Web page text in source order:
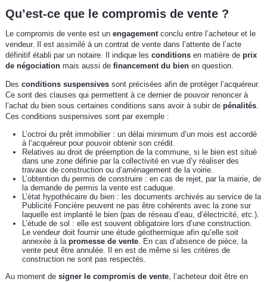
Qu’est-ce que le compromis de vente ?
Le compromis de vente est un engagementconclu entre l’acheteur et le
vendeur. Il est assimilé à un contrat de vente dans l’attente de l’acte
définitif établi par un notaire. Il indique les conditionsen matière de prix
de négociationmais aussi de financement du bienen question.
Des conditions suspensivessont précisées afin de protéger l’acquéreur.
Ce sont des clauses qui permettent à ce dernier de pouvoir renoncer à
l’achat du bien sous certaines conditions sans avoir à subir de pénalités.
Ces conditions suspensives sont par exemple :
L’octroi du prêt immobilier : un délai minimum d’un mois est accordé
à l’acquéreur pour pouvoir obtenir son crédit.
Relatives au droit de préemption de la commune, si le bien est situé
dans une zone définie par la collectivité en vue d’y réaliser des
travaux de construction ou d’aménagement de la voirie.
L’obtention du permis de construire : en cas de rejet, par la mairie, de
la demande de permis la vente est caduque.
L’état hypothécaire du bien : les documents archivés au service de la
Publicité Foncière peuvent ne pas être cohérents avec la zone sur
laquelle est implanté le bien (pas de réseau d’eau, d’électricité, etc.).
L’étude de sol : elle est souvent obligatoire lors d’une construction.
Le vendeur doit fournir une étude géothermique afin qu’elle soit
annexée à la promesse de vente. En cas d’absence de pièce, la
vente peut être annulée. Il en est de même si les critères de
construction ne sont pas respectés.
Au moment de signer le compromis de vente, l’acheteur doit être en